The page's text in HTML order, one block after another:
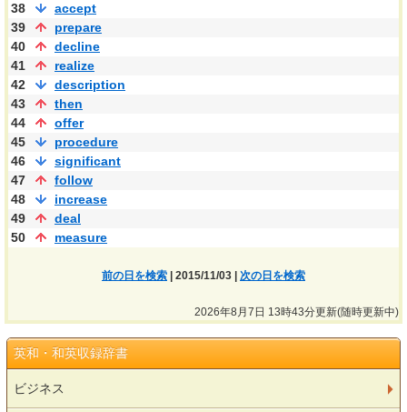
38
accept
39
prepare
40
decline
41
realize
42
description
43
then
44
offer
45
procedure
46
significant
47
follow
48
increase
49
deal
50
measure
前の日を検索 | 2015/11/03 | 次の日を検索
2026年8月7日 13時43分更新(随時更新中)
英和・和英収録辞書
ビジネス